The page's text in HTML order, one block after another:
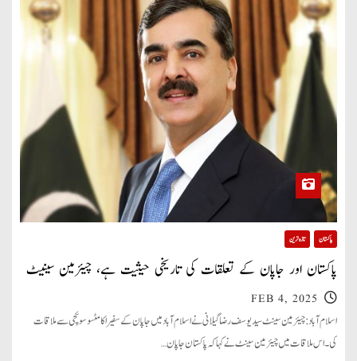
پاکستان تازہ ترین
پاکستان اور جاپان کے تعلقات کی تاریخی حیثیت ہے، چیئرمین سینیٹ
FEB 4, 2025
اسلام آباد: چیئرمین سینٹ سید یوسف رضا گیلانی نے اسلام آباد میں جاپان کے سفیر اکامٹسو سوئچی سے ملاقات
کی۔ اس ملاقات میں چیئرمین سینٹ نے کہا کہ پاکستان جاپان…